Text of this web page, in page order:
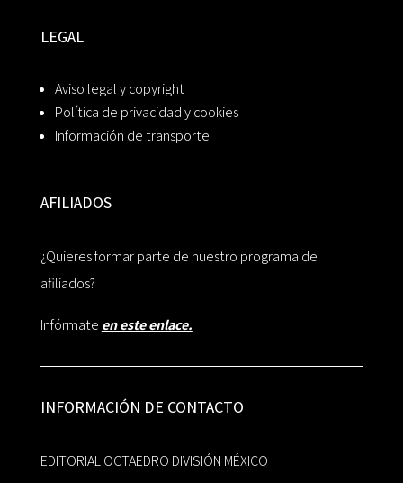
LEGAL
Aviso legal y copyright
Política de privacidad y cookies
Información de transporte
AFILIADOS
¿Quieres formar parte de nuestro programa de
afiliados?
Infórmate en este enlace.
INFORMACIÓN DE CONTACTO
EDITORIAL OCTAEDRO DIVISIÓN MÉXICO